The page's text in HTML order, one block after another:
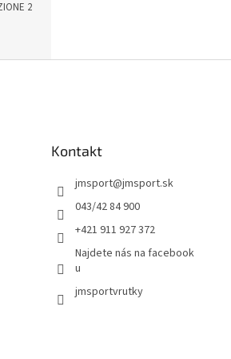
2
Kontakt
jmsport@jmsport.sk
043/42 84 900
+421 911 927 372
Najdete nás na facebook
u
jmsportvrutky